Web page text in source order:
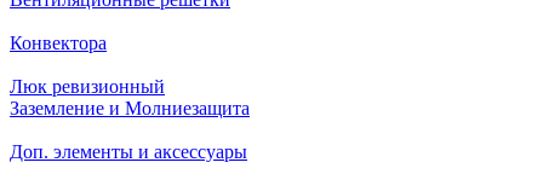
Конвектора
Люк ревизионный
Заземление и Молниезащита
Доп. элементы и аксессуары